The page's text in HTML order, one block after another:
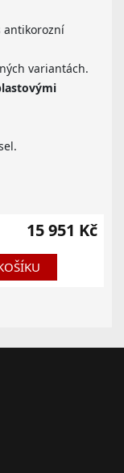
antikorozní
variantách.
15 951 Kč